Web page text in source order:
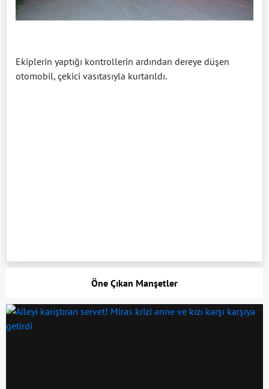
Ekiplerin yaptığı kontrollerin ardından dereye düşen
otomobil, çekici vasıtasıyla kurtarıldı.
Öne Çıkan Manşetler